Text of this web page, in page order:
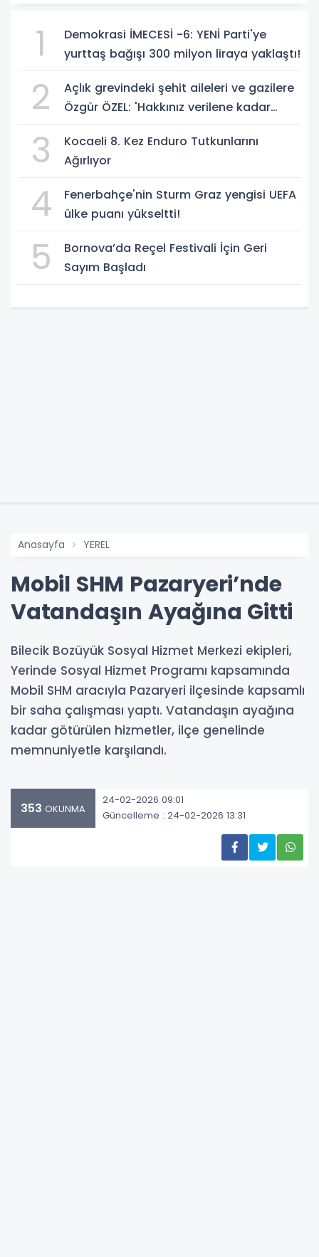
1
Demokrasi İMECESİ -6: YENİ Parti'ye
yurttaş bağışı 300 milyon liraya yaklaştı!
2
Açlık grevindeki şehit aileleri ve gazilere
Özgür ÖZEL: 'Hakkınız verilene kadar
3
Kocaeli 8. Kez Enduro Tutkunlarını
Ağırlıyor
4
Fenerbahçe'nin Sturm Graz yengisi UEFA
ülke puanı yükseltti!
5
Bornova’da Reçel Festivali İçin Geri
Sayım Başladı
Anasayfa YEREL
Mobil SHM Pazaryeri’nde
Vatandaşın Ayağına Gitti
Bilecik Bozüyük Sosyal Hizmet Merkezi ekipleri,
Yerinde Sosyal Hizmet Programı kapsamında
Mobil SHM aracıyla Pazaryeri ilçesinde kapsamlı
bir saha çalışması yaptı. Vatandaşın ayağına
kadar götürülen hizmetler, ilçe genelinde
memnuniyetle karşılandı.
353 OKUNMA
24-02-2026 09:01
Güncelleme : 24-02-2026 13:31